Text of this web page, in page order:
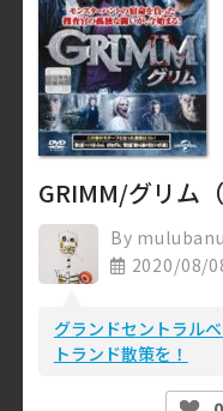
GRIMM/グリム
By
2020/08/
グランドセントラル
トランド散策を！